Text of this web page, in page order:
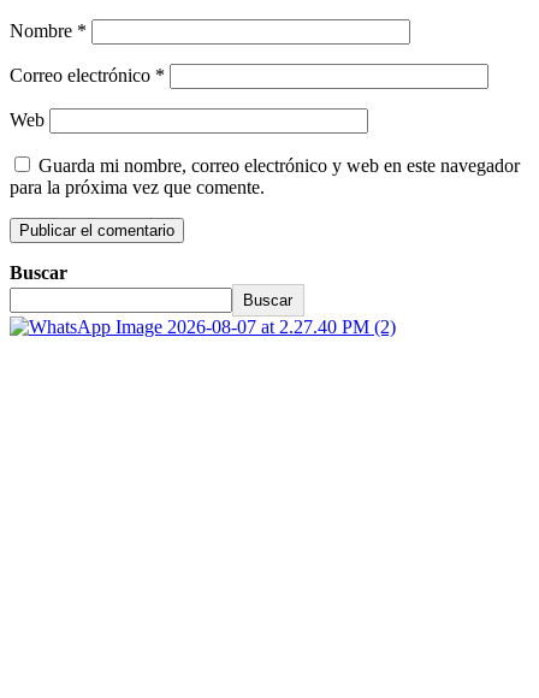
Nombre *
Correo electrónico *
Web
Guarda mi nombre, correo electrónico y web en este navegador
para la próxima vez que comente.
Buscar
Buscar